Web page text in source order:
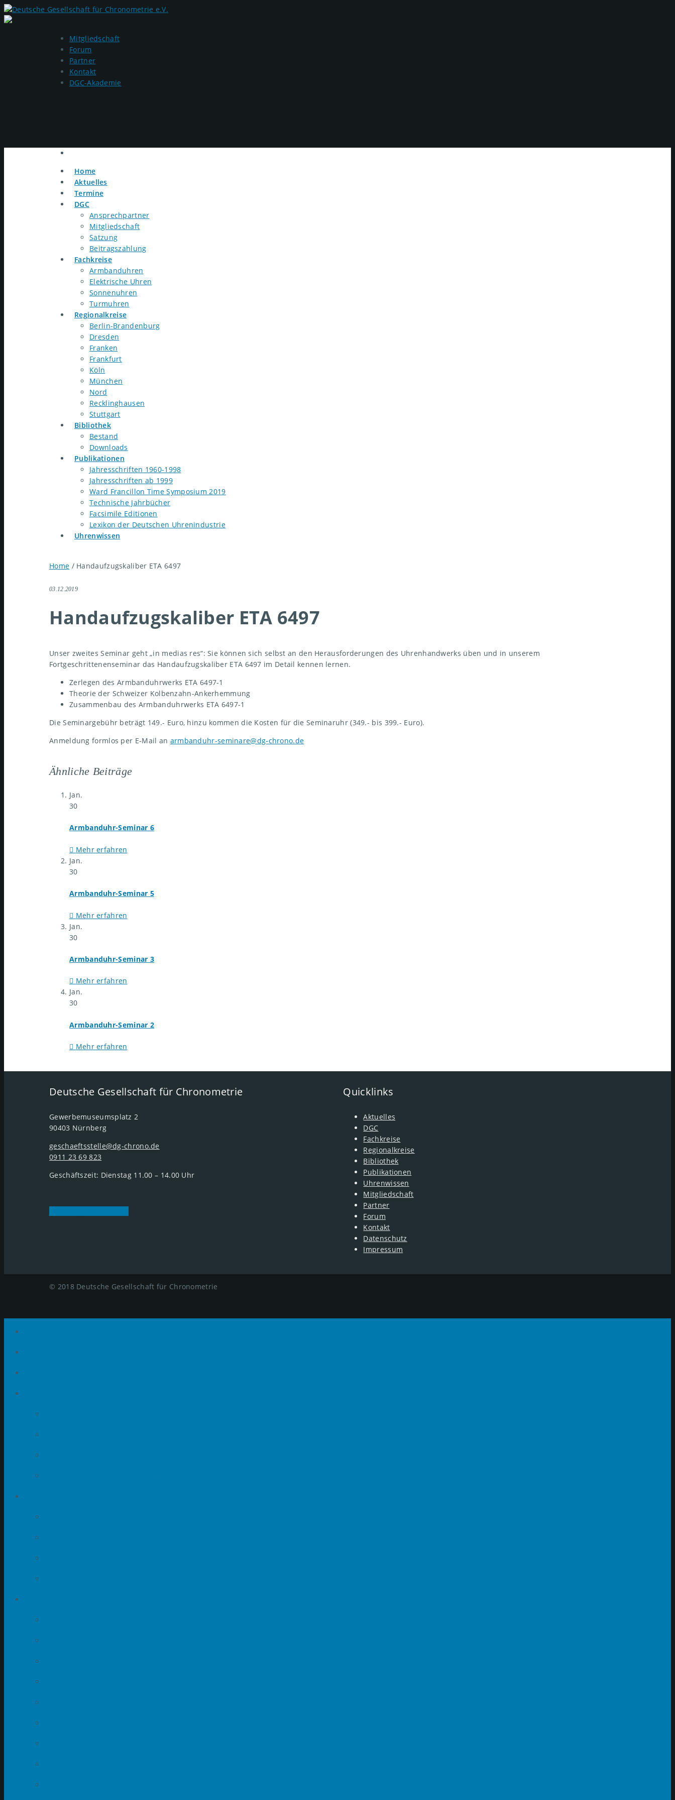
Mitgliedschaft
Forum
Partner
Kontakt
DGC-Akademie
Home
Aktuelles
Termine
DGC
Ansprechpartner
Mitgliedschaft
Satzung
Beitragszahlung
Fachkreise
Armbanduhren
Elektrische Uhren
Sonnenuhren
Turmuhren
Regionalkreise
Berlin-Brandenburg
Dresden
Franken
Frankfurt
Köln
München
Nord
Recklinghausen
Stuttgart
Bibliothek
Bestand
Downloads
Publikationen
Jahresschriften 1960-1998
Jahresschriften ab 1999
Ward Francillon Time Symposium 2019
Technische Jahrbücher
Facsimile Editionen
Lexikon der Deutschen Uhrenindustrie
Uhrenwissen
Home / Handaufzugskaliber ETA 6497
03.12.2019
Handaufzugskaliber ETA 6497
Unser zweites Seminar geht „in medias res“: Sie können sich selbst an den Herausforderungen des Uhrenhandwerks üben und in unserem
Fortgeschrittenenseminar das Handaufzugskaliber ETA 6497 im Detail kennen lernen.
Zerlegen des Armbanduhrwerks ETA 6497-1
Theorie der Schweizer Kolbenzahn-Ankerhemmung
Zusammenbau des Armbanduhrwerks ETA 6497-1
Die Seminargebühr beträgt 149.- Euro, hinzu kommen die Kosten für die Seminaruhr (349.- bis 399.- Euro).
Anmeldung formlos per E-Mail an armbanduhr-seminare@dg-chrono.de
Ähnliche Beiträge
Jan.
30
Armbanduhr-Seminar 6
Mehr erfahren
Jan.
30
Armbanduhr-Seminar 5
Mehr erfahren
Jan.
30
Armbanduhr-Seminar 3
Mehr erfahren
Jan.
30
Armbanduhr-Seminar 2
Mehr erfahren
Deutsche Gesellschaft für Chronometrie
Gewerbemuseumsplatz 2
90403 Nürnberg
geschaeftsstelle@dg-chrono.de
0911 23 69 823
Geschäftszeit: Dienstag 11.00 – 14.00 Uhr
Quicklinks
Aktuelles
DGC
Fachkreise
Regionalkreise
Bibliothek
Publikationen
Uhrenwissen
Mitgliedschaft
Partner
Forum
Kontakt
Datenschutz
Impressum
© 2018 Deutsche Gesellschaft für Chronometrie